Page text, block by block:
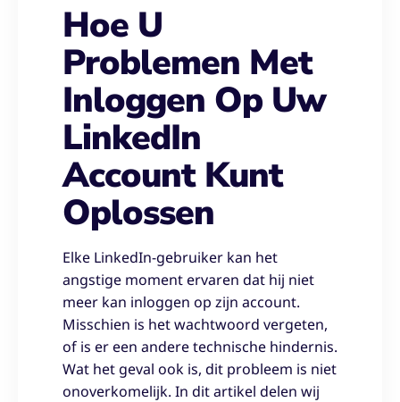
Hoe U
Problemen Met
Inloggen Op Uw
LinkedIn
Account Kunt
Oplossen
Elke LinkedIn-gebruiker kan het
angstige moment ervaren dat hij niet
meer kan inloggen op zijn account.
Misschien is het wachtwoord vergeten,
of is er een andere technische hindernis.
Wat het geval ook is, dit probleem is niet
onoverkomelijk. In dit artikel delen wij